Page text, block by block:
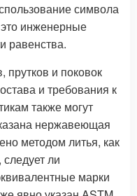
символа
это инженерные
равенства.
прутков и поковок
и требования к
также могут
нержавеющая
методом литья, как
ли
марки